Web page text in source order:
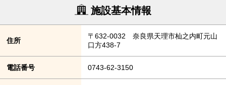
施設基本情報
住所
〒632-0032 奈良県天理市杣之内町元山
口方438-7
電話番号 0743-62-3150